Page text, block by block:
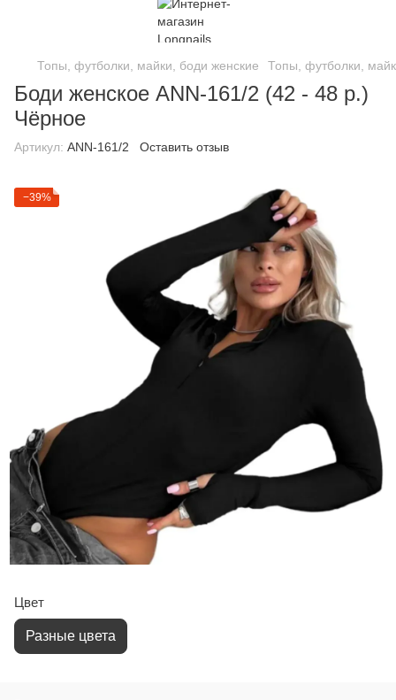
Топы, футболки, майки, боди женские Топы, футболки,
Боди женское ANN-161/2 (42 - 48 р.)
Чёрное
Артикул: ANN-161/2 Оставить отзыв
−39%
Цвет
Разные цвета